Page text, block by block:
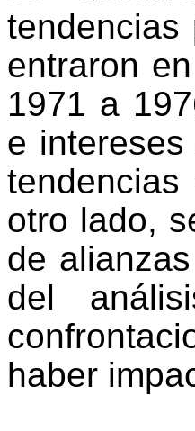
tendencias
entraron
1971 a
e
otro lado,
de
del
haber